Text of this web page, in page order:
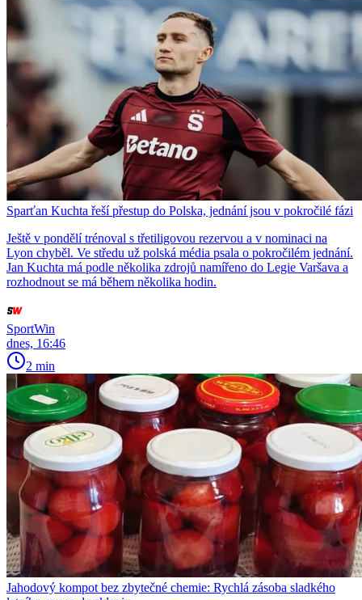
Sparťan Kuchta řeší přestup do Polska, jednání jsou v pokročilé fázi
Ještě v pondělí trénoval s třetiligovou rezervou a v nominaci na
Lyon chyběl. Ve středu už polská média psala o pokročilém jednání.
Jan Kuchta má podle několika zdrojů namířeno do Legie Varšava a
rozhodnout se má během několika hodin.
SportWin
dnes, 16:46
2 min
Jahodový kompot bez zbytečné chemie: Rychlá zásoba sladkého